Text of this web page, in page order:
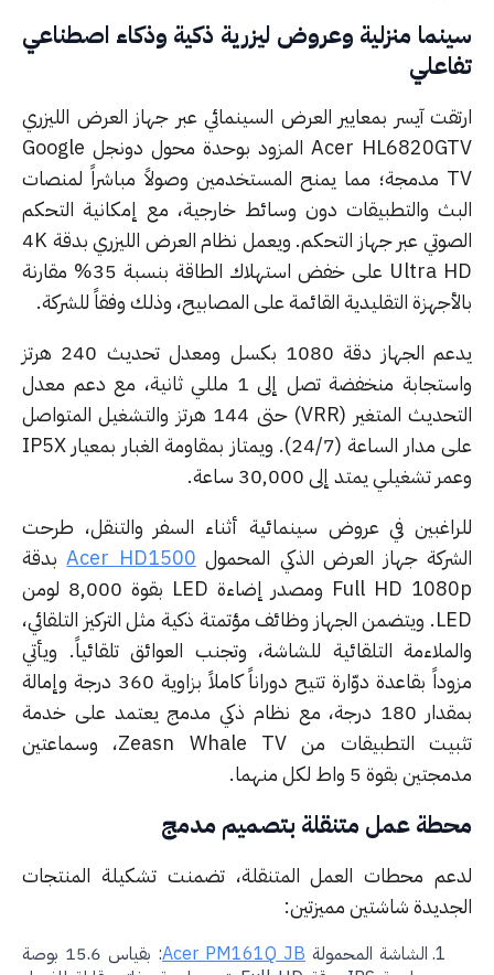
منزلية وعروض ليزرية ذكية وذكاء اصطناعي
آيسر بمعايير العرض السينمائي عبر جهاز العرض الليزري
Acer HL6820GTV المزود بوحدة محول دونجل Google
TV مدمجة؛ مما يمنح المستخدمين وصولاً مباشراً لمنصات
والتطبيقات دون وسائط خارجية، مع إمكانية التحكم
الصوتي عبر جهاز التحكم. ويعمل نظام العرض الليزري بدقة 4K
Ultra HD على خفض استهلاك الطاقة بنسبة 35% مقارنة
التقليدية القائمة على المصابيح، وذلك وفقاً للشركة.
يدعم الجهاز دقة 1080 بكسل ومعدل تحديث 240 هرتز
واستجابة منخفضة تصل إلى 1 مللي ثانية، مع دعم معدل
التحديث المتغير (VRR) حتى 144 هرتز والتشغيل المتواصل
على مدار الساعة (24/7). ويمتاز بمقاومة الغبار بمعيار IP5X
تشغيلي يمتد إلى 30,000 ساعة.
في عروض سينمائية أثناء السفر والتنقل، طرحت
جهاز العرض الذكي المحمولAcer HD1500بدقة
Full HD 1080p ومصدر إضاءة LED بقوة 8,000 لومن
LED. ويتضمن الجهاز وظائف مؤتمتة ذكية مثل التركيز التلقائي،
التلقائية للشاشة، وتجنب العوائق تلقائياً. ويأتي
مزوداً بقاعدة دوّارة تتيح دوراناً كاملاً بزاوية 360 درجة وإمالة
بمقدار 180 درجة، مع نظام ذكي مدمج يعتمد على خدمة
تثبيت التطبيقات من Zeasn Whale TV، وسماعتين
بقوة 5 واط لكل منهما.
عمل متنقلة بتصميم مدمج
محطات العمل المتنقلة، تضمنت تشكيلة المنتجات
شاشتين مميزتين:
الشاشة المحمولةAcer PM161Q JB
: بقياس 15.6 بوصة